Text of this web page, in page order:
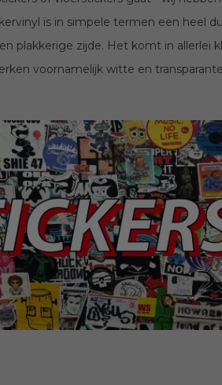
is in simpele termen een heel
plakkerige zijde. Het komt in allerlei
voornamelijk witte en transparante